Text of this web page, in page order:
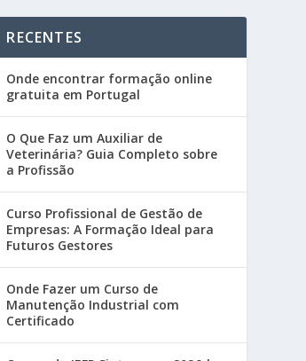
RECENTES
Onde encontrar formação online
gratuita em Portugal
O Que Faz um Auxiliar de
Veterinária? Guia Completo sobre
a Profissão
Curso Profissional de Gestão de
Empresas: A Formação Ideal para
Futuros Gestores
Onde Fazer um Curso de
Manutenção Industrial com
Certificado